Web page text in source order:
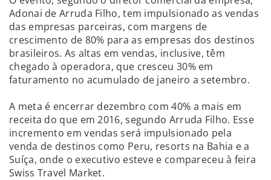
Adonai de Arruda Filho, tem impulsionado as vendas
das empresas parceiras, com margens de
crescimento de 80% para as empresas dos destinos
brasileiros. As altas em vendas, inclusive, têm
chegado à operadora, que cresceu 30% em
faturamento no acumulado de janeiro a setembro.
A meta é encerrar dezembro com 40% a mais em
receita do que em 2016, segundo Arruda Filho. Esse
incremento em vendas será impulsionado pela
venda de destinos como Peru, resorts na Bahia e a
Suíça, onde o executivo esteve e compareceu à feira
Swiss Travel Market.